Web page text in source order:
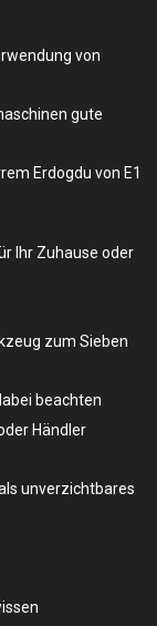
von
gute
Erdogdu von E1
Ihr Zuhause oder
zum Sieben
beachten
Händler
unverzichtbares